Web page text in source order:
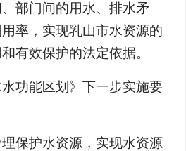
部门间的用水、排水矛
率，实现乳山市水资源的
有效保护的法定依据。
功能区划》下一步实施要
保护水资源，实现水资源